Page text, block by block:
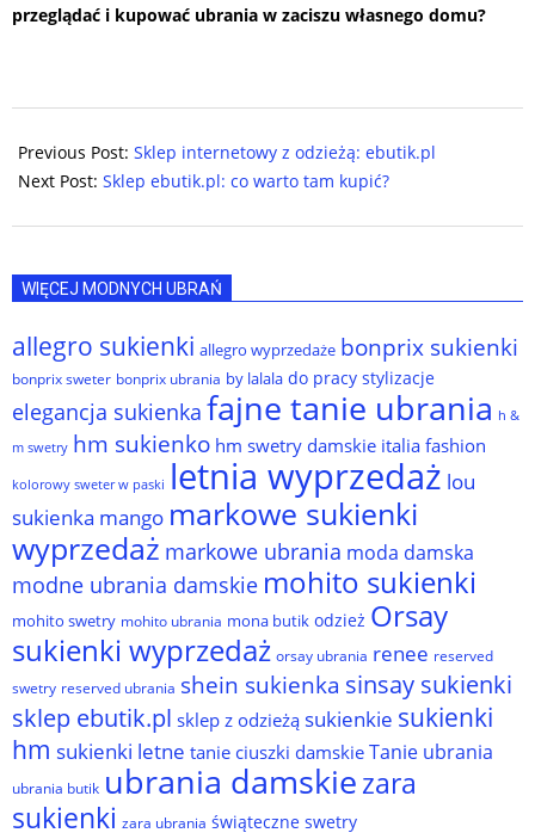
przeglądać i kupować ubrania w zaciszu własnego domu?
12-
13
Previous Post: Sklep internetowy z odzieżą: ebutik.pl
Next Post: Sklep ebutik.pl: co warto tam kupić?
WIĘCEJ MODNYCH UBRAŃ
allegro sukienki allegro wyprzedaże bonprix sukienki
bonprix sweter bonprix ubrania by lalala do pracy stylizacje
elegancja sukienka fajne tanie ubrania h &
m swetry hm sukienko hm swetry damskie italia fashion
kolorowy sweter w paski letnia wyprzedaż lou
sukienka mango markowe sukienki
wyprzedaż markowe ubrania moda damska
modne ubrania damskie mohito sukienki
mohito swetry mohito ubrania mona butik odzież Orsay
sukienki wyprzedaż orsay ubrania renee reserved
swetry reserved ubrania shein sukienka sinsay sukienki
sklep ebutik.pl sklep z odzieżą sukienkie sukienki
hm sukienki letne tanie ciuszki damskie Tanie ubrania
ubrania butik ubrania damskiezara
sukienki zara ubrania świąteczne swetry